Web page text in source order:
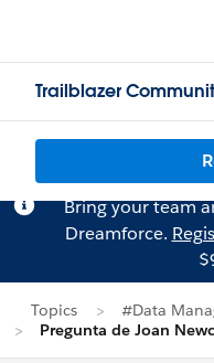
Trailblazer
Bring your team
Dreamforce.
Topics
#Data
Pregunta de Joan